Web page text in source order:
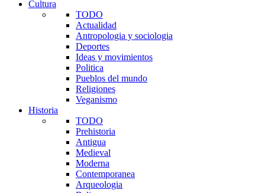
Cultura
TODO
Actualidad
Antropologia y sociologia
Deportes
Ideas y movimientos
Politica
Pueblos del mundo
Religiones
Veganismo
Historia
TODO
Prehistoria
Antigua
Medieval
Moderna
Contemporanea
Arqueologia